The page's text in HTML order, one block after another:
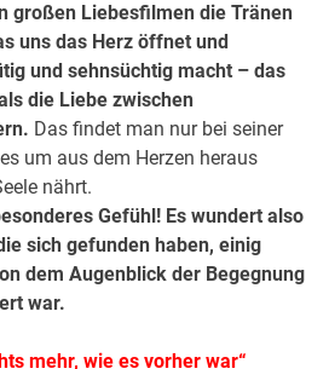
großen Liebesfilmen die Tränen
uns das Herz öffnet und
und sehnsüchtig macht – das
die Liebe zwischen
Das findet man nur bei seiner
um aus dem Herzen heraus
nährt.
Gefühl! Es wundert also
sich gefunden haben, einig
dem Augenblick der Begegnung
war.
mehr, wie es vorher war“